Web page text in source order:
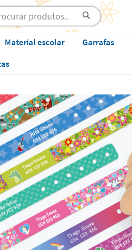
Material escolar Garrafas